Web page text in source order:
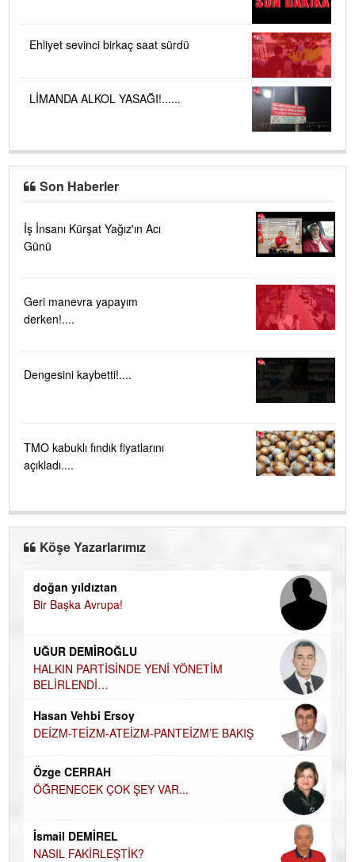
Ehliyet sevinci birkaç saat sürdü
LİMANDA ALKOL YASAĞI!......
Son Haberler
İş İnsanı Kürşat Yağız'ın Acı
Günü
Geri manevra yapayım
derken!....
Dengesini kaybetti!....
TMO kabuklı fındık fiyatlarını
açıkladı....
Köşe Yazarlarımız
doğan yıldıztan
Bir Başka Avrupa!
UĞUR DEMİROĞLU
HALKIN PARTİSİNDE YENİ YÖNETİM
BELİRLENDİ…
Hasan Vehbi Ersoy
DEİZM-TEİZM-ATEİZM-PANTEİZM’E BAKIŞ
Özge CERRAH
ÖĞRENECEK ÇOK ŞEY VAR...
İsmail DEMİREL
NASIL FAKİRLEŞTİK?